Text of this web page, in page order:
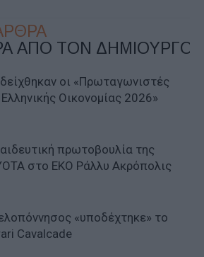
ΑΠΟ ΤΟΝ ΔΗΜΙΟΥΡΓΟ
οι «Πρωταγωνιστές
Οικονομίας 2026»
πρωτοβουλία της
στο ΕΚΟ Ράλλυ Ακρόπολις
«υποδέχτηκε» το
Cavalcade